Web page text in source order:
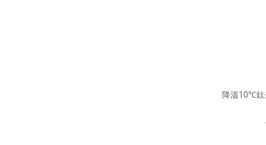
降溫10℃鈦